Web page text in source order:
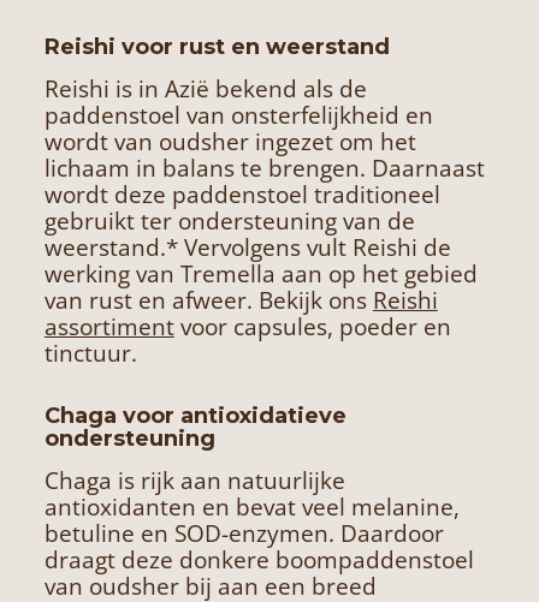
Reishi voor rust en weerstand
Reishi is in Azië bekend als de
paddenstoel van onsterfelijkheid en
wordt van oudsher ingezet om het
lichaam in balans te brengen. Daarnaast
wordt deze paddenstoel traditioneel
gebruikt ter ondersteuning van de
weerstand.* Vervolgens vult Reishi de
werking van Tremella aan op het gebied
van rust en afweer. Bekijk ons Reishi
assortimentvoor capsules, poeder en
tinctuur.
Chaga voor antioxidatieve
ondersteuning
Chaga is rijk aan natuurlijke
antioxidanten en bevat veel melanine,
betuline en SOD-enzymen. Daardoor
draagt deze donkere boompaddenstoel
van oudsher bij aan een breed